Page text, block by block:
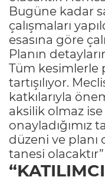
Bugüne kadar
çalışmaları
esasına göre
Planın
Tüm kesimlerle
tartışılıyor.
katkılarıyla
aksilik olmaz
onayladığımız
düzeni ve
tanesi